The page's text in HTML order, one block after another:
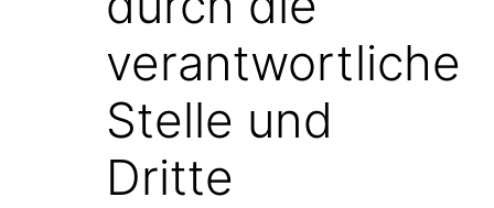
verantwortliche
Stelle und
Dritte